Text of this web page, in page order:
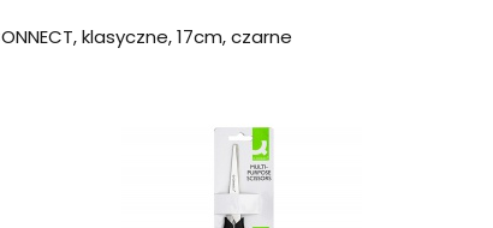
klasyczne, 17cm, czarne